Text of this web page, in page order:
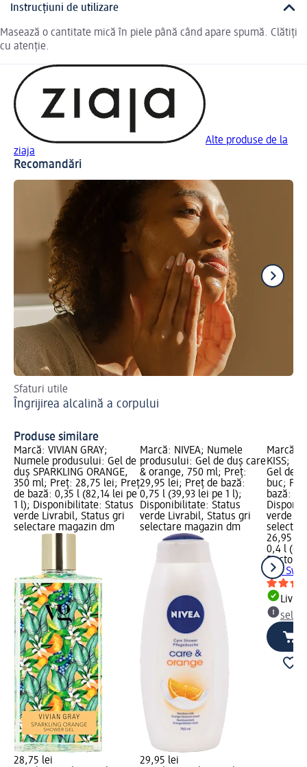
Instrucțiuni de utilizare
Masează o cantitate mică în piele până când apare spumă. Clătiți
cu atenție.
Alte produse de la
ziaja
Recomandări
Sfaturi utile
Îngrijirea alcalină a corpului
Produse similare
Marcă: VIVIAN GRAY;
Numele produsului: Gel de
duș SPARKLING ORANGE,
350 ml; Preț: 28,75 lei; Preț
de bază: 0,35 l (82,14 lei pe
1 l); Disponibilitate: Status
verde Livrabil, Status gri
selectare magazin dm
28,75 lei
Marcă: NIVEA; Numele
produsului: Gel de duș care
& orange, 750 ml; Preț:
29,95 lei; Preț de bază:
0,75 l (39,93 lei pe 1 l);
Disponibilitate: Status
verde Livrabil, Status gri
selectare magazin dm
29,95 lei
Marcă:
KISS;
Gel de
buc;
bază:
verde
26,95 lei
0,4 l
Doctor
duș